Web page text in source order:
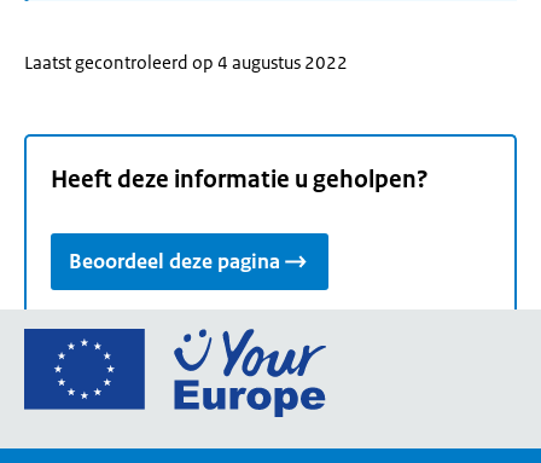
Laatst gecontroleerd op 4 augustus 2022
Heeft deze informatie u geholpen?
Beoordeel deze pagina
Ga
de